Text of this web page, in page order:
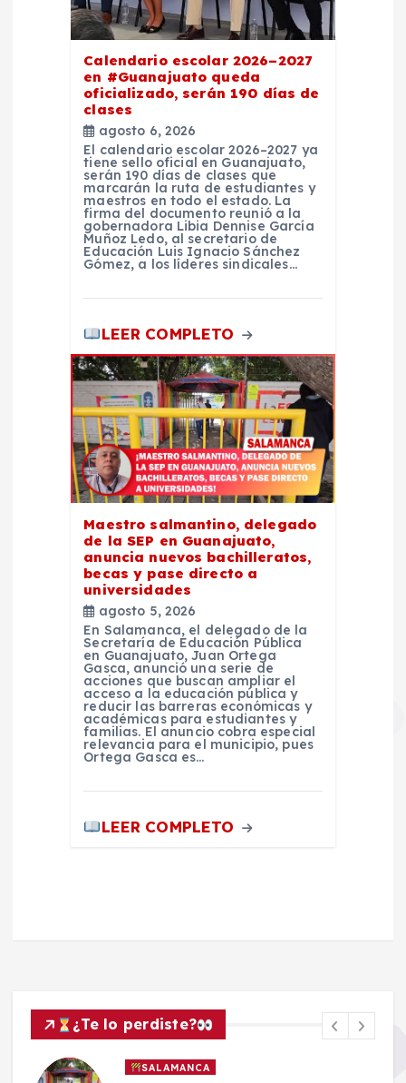
Calendario escolar 2026–2027
en #Guanajuato queda
oficializado, serán 190 días de
clases
agosto 6, 2026
El calendario escolar 2026–2027 ya
tiene sello oficial en Guanajuato,
serán 190 días de clases que
marcarán la ruta de estudiantes y
maestros en todo el estado. La
firma del documento reunió a la
gobernadora Libia Dennise García
Muñoz Ledo, al secretario de
Educación Luis Ignacio Sánchez
Gómez, a los líderes sindicales…
LEER COMPLETO
Maestro salmantino, delegado
de la SEP en Guanajuato,
anuncia nuevos bachilleratos,
becas y pase directo a
universidades
agosto 5, 2026
En Salamanca, el delegado de la
Secretaría de Educación Pública
en Guanajuato, Juan Ortega
Gasca, anunció una serie de
acciones que buscan ampliar el
acceso a la educación pública y
reducir las barreras económicas y
académicas para estudiantes y
familias. El anuncio cobra especial
relevancia para el municipio, pues
Ortega Gasca es…
LEER COMPLETO
¿Te lo perdiste?
SALAMANCA